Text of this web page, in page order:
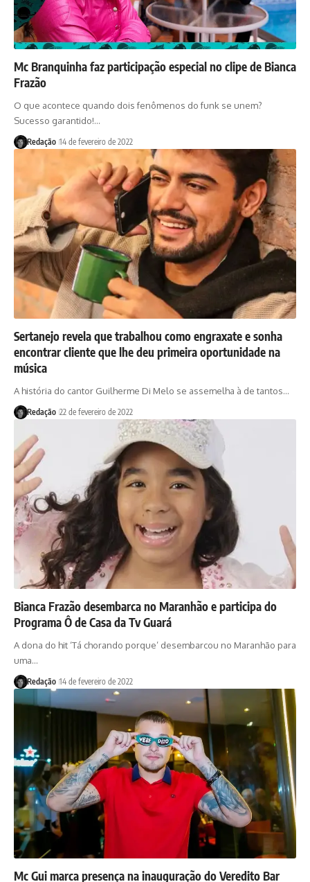
Mc Branquinha faz participação especial no clipe de Bianca
Frazão
O que acontece quando dois fenômenos do funk se unem?
Sucesso garantido!…
Redação 14 de fevereiro de 2022
Sertanejo revela que trabalhou como engraxate e sonha
encontrar cliente que lhe deu primeira oportunidade na
música
A história do cantor Guilherme Di Melo se assemelha à de tantos…
Redação 22 de fevereiro de 2022
Bianca Frazão desembarca no Maranhão e participa do
Programa Ô de Casa da Tv Guará
A dona do hit ‘Tá chorando porque’ desembarcou no Maranhão para
uma…
Redação 14 de fevereiro de 2022
Mc Gui marca presença na inauguração do Veredito Bar